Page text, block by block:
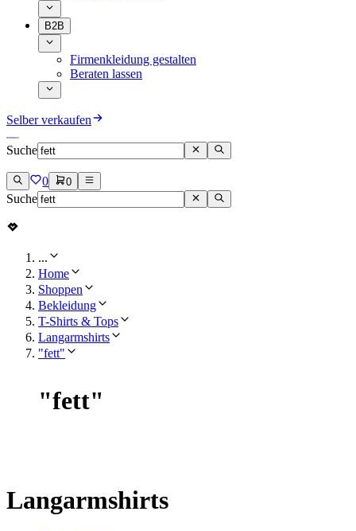
B2B
Firmenkleidung gestalten
Beraten lassen
Selber verkaufen
Suche
0 0
Suche
...
Home
Shoppen
Bekleidung
T-Shirts & Tops
Langarmshirts
"fett"
"fett"
Langarmshirts